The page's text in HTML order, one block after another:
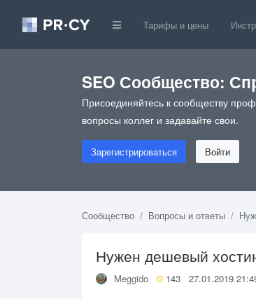
Тарифы и цены
SEO Сообщество:
Присоединяйтесь к сообществу
вопросы коллег и задавайте свои.
Зарегистрироваться Войти
Сообщество Вопросы и ответы
Нужен дешевый
Meggido 143 27.01.2019